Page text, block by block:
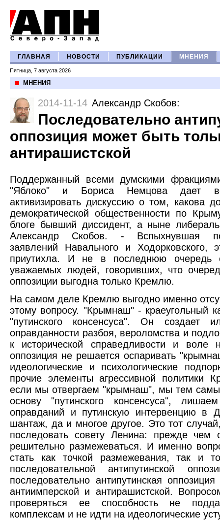
ГЛАВНАЯ НОВОСТИ ПУБЛИКАЦИИ МНЕНИЯ
Пятница, 7 августа 2026
МНЕНИЯ
2014-11-14 Александр Скобов:
Последовательно
оппозиция может быть
антирашистской
Поддержанный всеми думскими
"Яблоко" и Бориса Немцова дает
активизировать дискуссию о том, какова
демократической общественности по
блоге бывший диссидент, а ныне
Александр Скобов. - Вспыхнувшая
заявлений Навального и Ходорковского,
приутихла. И не в последнюю очередь
уважаемых людей, говоривших, что
оппозиции выгодна только Кремлю.
На самом деле Кремлю выгодно именно
этому вопросу. "Крымнаш" - краеугольный
"путинского консенсуса". Он создает
оправданности разбоя, вероломства и
к исторической справедливости и воле
оппозиция не решается оспаривать
идеологические и психологические
прочие элементы агрессивной политики
если мы отвергаем "крымнаш", мы тем
основу "путинского консенсуса",
оправданий и путинскую интервенцию в
шантаж, да и многое другое. Это тот
последовать совету Ленина: прежде чем
решительно размежеваться. И именно
стать как точкой размежевания, так и
последовательной антипутинской
последовательно антипутинская
антиимперской и антирашистской.
проверяться ее способность не
комплексам и не идти на идеологические